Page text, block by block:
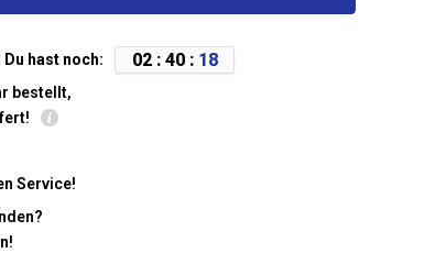
hast noch: 02: 40: 17
bestellt,
Service!